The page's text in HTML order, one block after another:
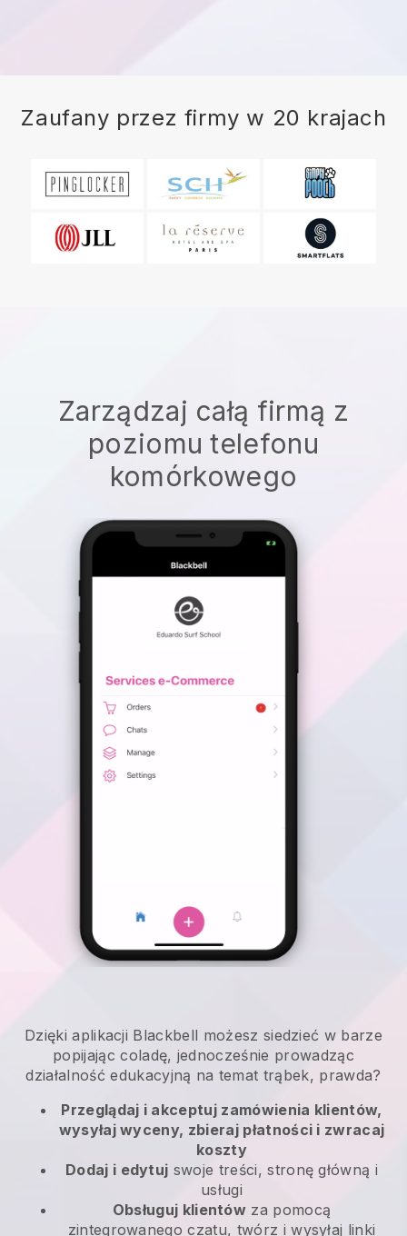
Zaufany przez firmy w 20 krajach
Zarządzaj całą firmą z
poziomu telefonu
komórkowego
Dzięki aplikacji Blackbell możesz siedzieć w barze
popijając coladę, jednocześnie prowadząc
działalność edukacyjną na temat trąbek, prawda?
Przeglądaj i akceptuj zamówienia klientów,
wysyłaj wyceny, zbieraj płatności i zwracaj
koszty
Dodaj i edytuj swoje treści, stronę główną i
usługi
Obsługuj klientów za pomocą
zintegrowanego czatu, twórz i wysyłaj linki